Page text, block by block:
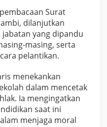
Surat
dilanjutkan
yang dipandu
masing, serta
pelantikan.
menekankan
dalam mencetak
Ia mengingatkan
saat ini
menjaga moral